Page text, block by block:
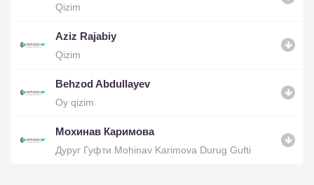
Qizim
Aziz Rajabiy
Qizim
Behzod Abdullayev
Oy qizim
Мохинав Каримова
Дуруг Гуфти Mohinav Karimova Durug Gufti